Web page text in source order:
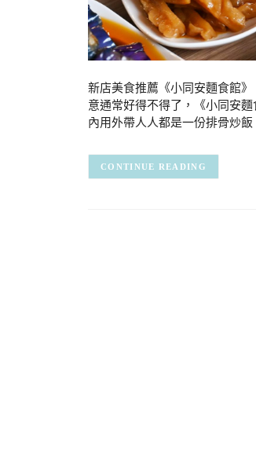
新店美食推薦《小同安麵食館
意通常好得不得了，《小同安
內用外帶人人都是一份排骨炒
CONTINUE READING